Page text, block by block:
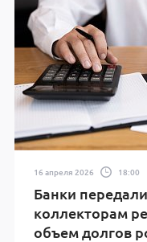
16 апреля 2026 18:00
Банки передали
коллекторам
объем долгов